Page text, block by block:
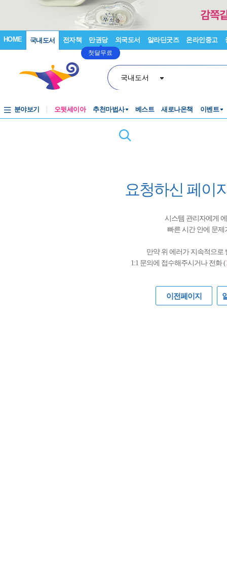
HOME 국내도서 전자책 만권당
첫달무료
외국도서 알라딘굿즈 온라인중고
국내도서
분야보기 오뒷세이아 추천마법사 베스트 새로나온책 이벤트
요청하신 페이
시스템 관리자에게
빠른 시간 안에 문
만약 위 에러가 지속적으로
1:1 문의에 접수해주시거나 전화 (
이전페이지